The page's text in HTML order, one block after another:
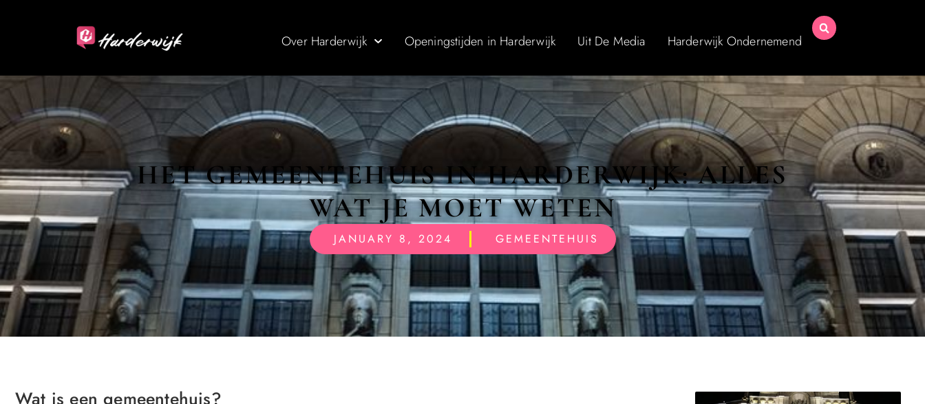
Over Harderwijk Openingstijden in Harderwijk Uit De Media Harderwijk Ondernemend
HET GEMEENTEHUIS IN HARDERWIJK: ALLES
WAT JE MOET WETEN
JANUARY 8, 2024 GEMEENTEHUIS
Wat is een gemeentehuis?